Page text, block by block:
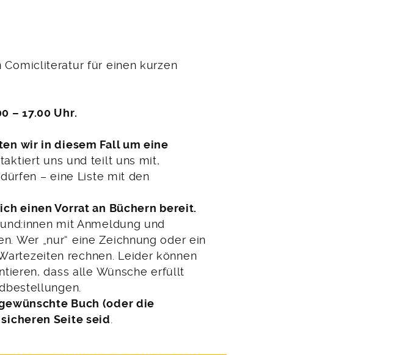
Comicliteratur für einen kurzen
– 17.00 Uhr.
wir in diesem Fall um eine
uns und teilt uns mit,
– eine Liste mit den
einen Vorrat an Büchern bereit.
mit Anmeldung und
Wer „nur“ eine Zeichnung oder ein
rechnen. Leider können
dass alle Wünsche erfüllt
Buch (oder die
Seite seid